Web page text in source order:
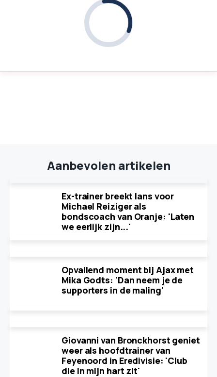
Aanbevolen artikelen
Ex-trainer breekt lans voor
Michael Reiziger als
bondscoach van Oranje: 'Laten
we eerlijk zijn...'
Opvallend moment bij Ajax met
Mika Godts: 'Dan neem je de
supporters in de maling'
Giovanni van Bronckhorst geniet
weer als hoofdtrainer van
Feyenoord in Eredivisie: 'Club
die in mijn hart zit'